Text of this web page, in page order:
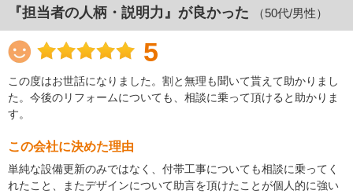
『担当者の人柄・説明力』が良かった （50代/男性）
5
この度はお世話になりました。割と無理も聞いて貰えて助かりまし
た。今後のリフォームについても、相談に乗って頂けると助かりま
す。
この会社に決めた理由
単純な設備更新のみではなく、付帯工事についても相談に乗ってく
れたこと、またデザインについて助言を頂けたことが個人的に強い